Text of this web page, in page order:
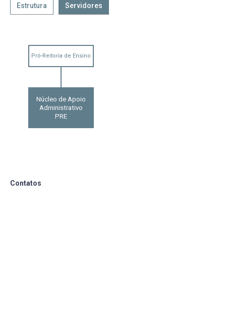
Estrutura Servidores
Pró-Reitoria de Ensino
Núcleo de Apoio
Administrativo
PRE
Contatos